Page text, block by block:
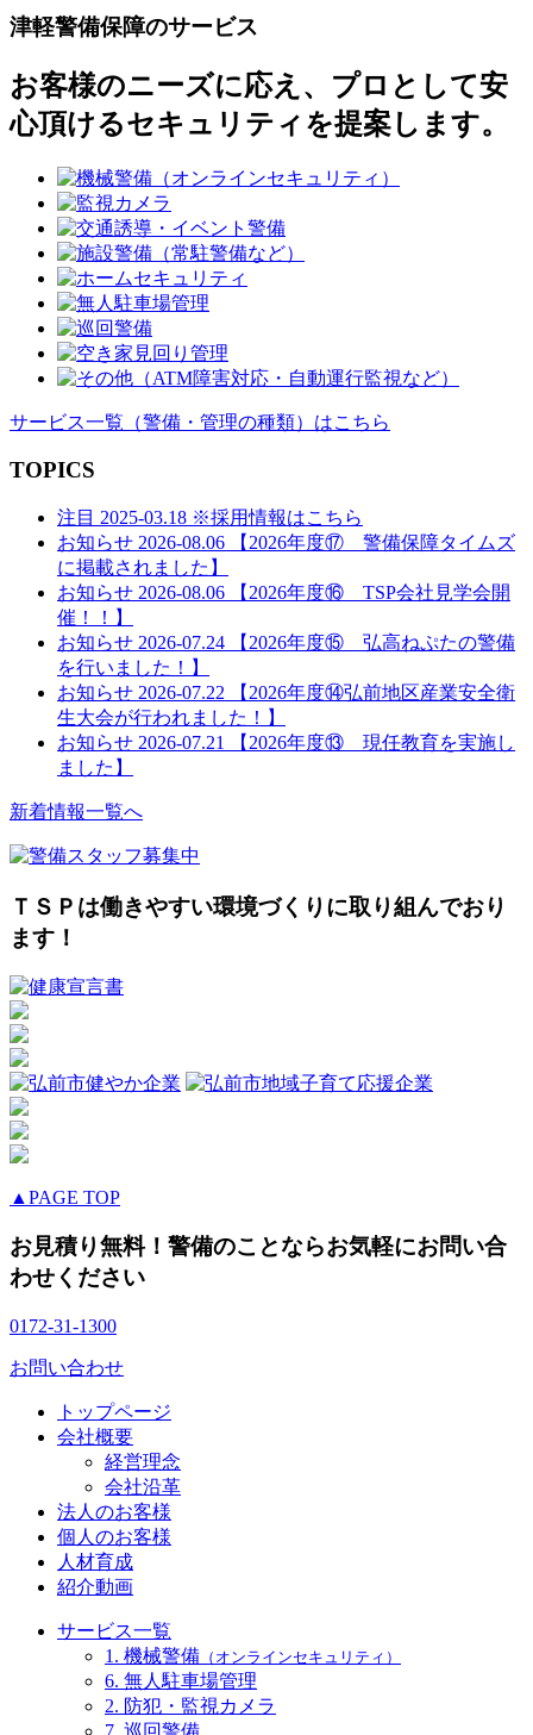
イ
稿
ビ
ゲ
津軽警備保障のサービス
お客様のニーズに応え、プロとして安
心頂けるセキュリティを提案します。
サービス一覧 （警備・管理の種類） はこちら
TOPICS
注目 2025-03.18 ※採用情報はこちら
お知らせ 2026-08.06
【2026年度⑰ 警備保障タイムズ
に掲載されました】
お知らせ 2026-08.06
【2026年度⑯ TSP会社見学会開
催！！】
お知らせ 2026-07.24
【2026年度⑮ 弘高ねぷたの警備
を行いました！】
お知らせ 2026-07.22
【2026年度⑭弘前地区産業安全衛
生大会が行われました！】
お知らせ 2026-07.21
【2026年度⑬ 現任教育を実施し
ました】
新着情報一覧へ
ＴＳＰは働きやすい環境づくりに取り組んでおり
ます！
▲PAGE TOP
お見積り無料！警備のことならお気軽にお問い合
わせください
0172-31-1300
お問い合わせ
トップページ
会社概要
経営理念
会社沿革
法人のお客様
個人のお客様
人材育成
紹介動画
サービス一覧
1. 機械警備 （オンラインセキュリティ）
6. 無人駐車場管理
2. 防犯・監視カメラ
7. 巡回警備